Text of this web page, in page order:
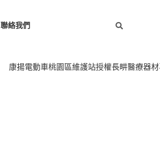
聯絡我們
康揚電動車桃園區維護站授權長畊醫療器材